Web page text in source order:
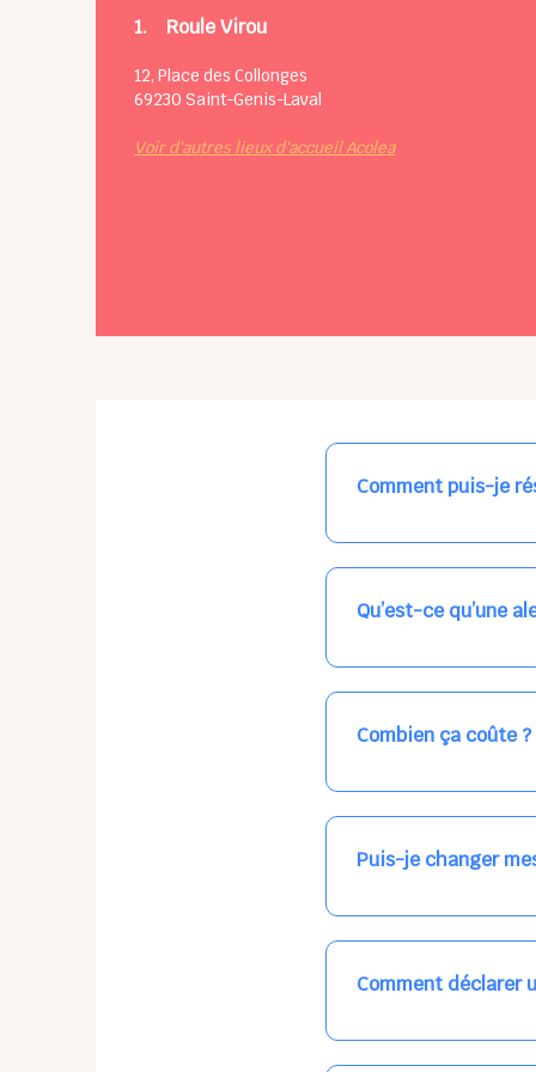
1. Roule Virou
12, Place des Collonges
69230 Saint-Genis-Laval
Voir d'autres lieux d'accueil Acolea
Comment puis-je
Nos places libres au
qui vous intéresse,
Qu’est-ce qu’une
Vous avez besoin
les places disponibles
Combien ça coûte ?
Votre accueil est
habituel. N'hésitez
Puis-je changer
Dans votre profil
email, par SMS, par
Comment déclarer
Signalez une absence
ou